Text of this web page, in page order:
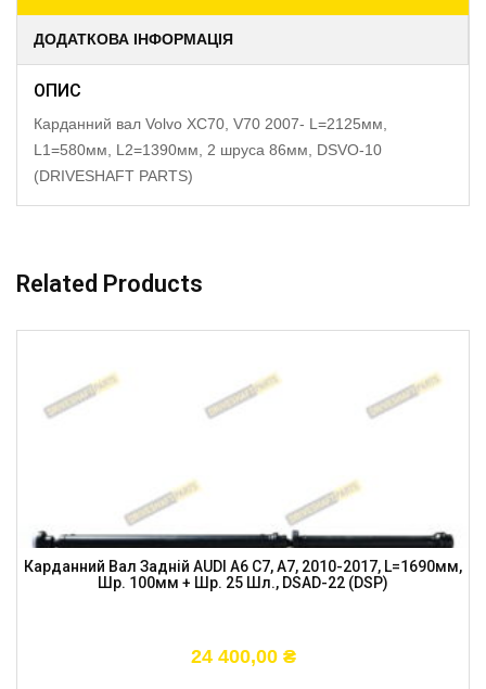
ДОДАТКОВА ІНФОРМАЦІЯ
ОПИС
Карданний вал Volvo XC70, V70 2007- L=2125мм,
L1=580мм, L2=1390мм, 2 шруса 86мм, DSVO-10
(DRIVESHAFT PARTS)
Related Products
Карданний Вал Задній AUDI A6 C7, A7, 2010-2017, L=1690мм,
Шр. 100мм + Шр. 25 Шл., DSAD-22 (DSP)
24 400,00 ₴